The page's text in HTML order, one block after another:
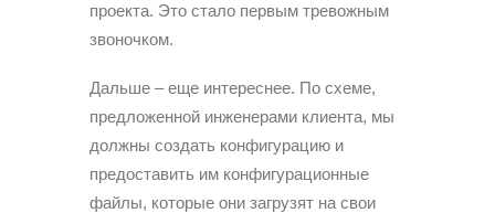
проекта. Это стало первым тревожным
звоночком.
Дальше – еще интереснее. По схеме,
предложенной инженерами клиента, мы
должны создать конфигурацию и
предоставить им конфигурационные
файлы, которые они загрузят на свои